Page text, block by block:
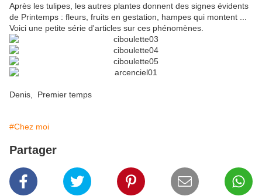
Après les tulipes, les autres plantes donnent des signes évidents
de Printemps : fleurs, fruits en gestation, hampes qui montent ...
Voici une petite série d'articles sur ces phénomènes.
Denis, Premier temps
#Chez moi
Partager